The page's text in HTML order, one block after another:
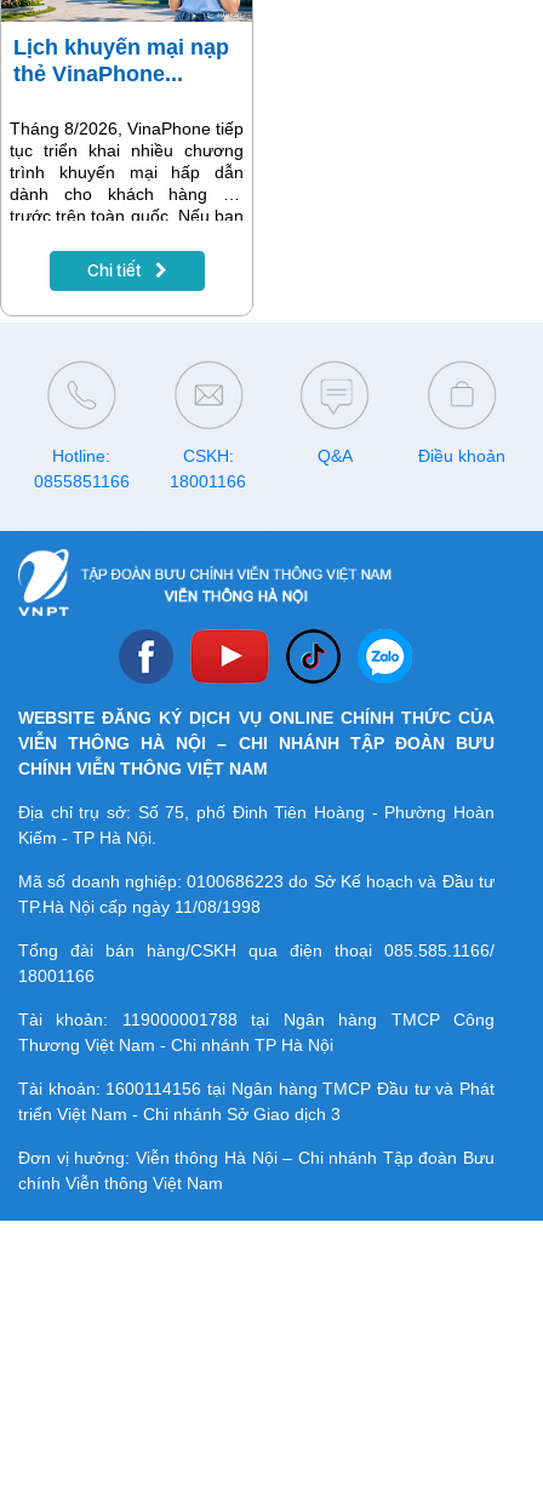
với nước ngoài, giúp MyTV
tiếp tục khẳng định vị thế là
nền tảng giải trí hàng đầu
dành cho mọi gia đình.
Lịch khuyến mại nạp
thẻ VinaPhone...
Tháng 8/2026, VinaPhone tiếp
tục triển khai nhiều chương
trình khuyến mại hấp dẫn
dành cho khách hàng trả
trước trên toàn quốc. Nếu bạn
gia hạn gói cước, đăng ký
data, gọi thoại hay tích lũy tài
được nhiều ưu đãi nhất.
Chi tiết
Hotline:
0855851166
CSKH:
18001166
Q&A Điều khoản
WEBSITE ĐĂNG KÝ DỊCH VỤ ONLINE CHÍNH THỨC CỦA
VIỄN THÔNG HÀ NỘI – CHI NHÁNH TẬP ĐOÀN BƯU
CHÍNH VIỄN THÔNG VIỆT NAM
Địa chỉ trụ sở: Số 75, phố Đinh Tiên Hoàng - Phường Hoàn
Kiếm - TP Hà Nội.
Mã số doanh nghiệp:0100686223 do Sở Kế hoạch và Đầu tư
TP.Hà Nội cấp ngày 11/08/1998
Tổng đài bán hàng/CSKH qua điện thoại 085.585.1166/
18001166
Tài khoản: 119000001788 tại Ngân hàng TMCP Công
Thương Việt Nam - Chi nhánh TP Hà Nội
Tài khoản: 1600114156 tại Ngân hàng TMCP Ðầu tư và Phát
triển Việt Nam - Chi nhánh Sở Giao dịch 3
Đơn vị hưởng: Viễn thông Hà Nội – Chi nhánh Tập đoàn Bưu
chính Viễn thông Việt Nam